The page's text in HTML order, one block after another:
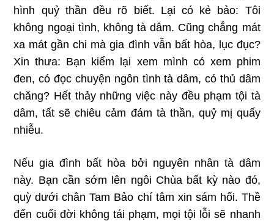
hình quỷ thần đều rõ biết. Lại có kẻ bảo: Tôi
không ngoại tình, không tà dâm. Cũng chẳng mát
xa mát gần chi mà gia đình vẫn bất hòa, lục đục?
Xin thưa: Bạn kiểm lại xem mình có xem phim
đen, có đọc chuyện ngôn tình tà dâm, có thủ dâm
chăng? Hết thảy những việc này đều phạm tội tà
dâm, tất sẽ chiêu cảm đám tà thần, quỷ mị quấy
nhiễu.
Nếu gia đình bất hòa bởi nguyên nhân tà dâm
này. Bạn cần sớm lên ngôi Chùa bất kỳ nào đó,
quỳ dưới chân Tam Bảo chí tâm xin sám hối. Thề
đến cuối đời không tái phạm, mọi tội lỗi sẽ nhanh